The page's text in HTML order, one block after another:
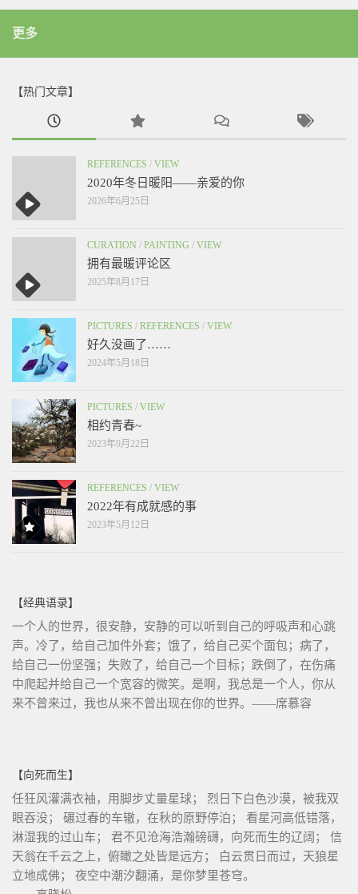
更多
【热门文章】
REFERENCES / VIEW
2020年冬日暖阳——亲爱的你
2026年6月25日
CURATION / PAINTING / VIEW
拥有最暖评论区
2025年8月17日
PICTURES / REFERENCES / VIEW
好久没画了……
2024年5月18日
PICTURES / VIEW
相约青春~
2023年9月22日
REFERENCES / VIEW
2022年有成就感的事
2023年5月12日
【经典语录】
一个人的世界，很安静，安静的可以听到自己的呼吸声和心跳
声。冷了，给自己加件外套；饿了，给自己买个面包；病了，
给自己一份坚强；失败了，给自己一个目标；跌倒了，在伤痛
中爬起并给自己一个宽容的微笑。是啊，我总是一个人，你从
来不曾来过，我也从来不曾出现在你的世界。——席慕容
【向死而生】
任狂风灌满衣袖，用脚步丈量星球； 烈日下白色沙漠，被我双
眼吞没； 碾过春的车辙，在秋的原野停泊； 看星河高低错落，
淋湿我的过山车； 君不见沧海浩瀚磅礴，向死而生的辽阔； 信
天翁在千云之上，俯瞰之处皆是远方； 白云贯日而过，天狼星
立地成佛； 夜空中潮汐翻涌，是你梦里苍穹。